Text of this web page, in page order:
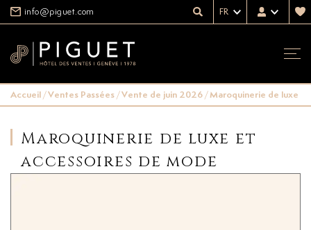
info@piguet.com FR
Accueil/Ventes Passées/Vente de juin 2026/Maroquinerie de luxe
Maroquinerie de luxe et
accessoires de mode